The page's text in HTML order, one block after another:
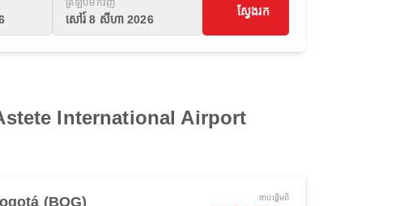
ត្រឡប់មកវិញ
សៅរ៍ 8 សីហា 2026
ស្វែងរក
International Airport
(BOG) ចាប់ផ្ដើមពី